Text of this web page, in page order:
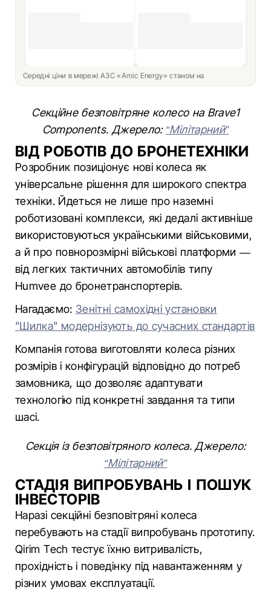
Середні ціни в мережі АЗС «Amic Energy» станом на
Секційне безповітряне колесо на Brave1
Components. Джерело: “Мілітарний”
ВІД РОБОТІВ ДО БРОНЕТЕХНІКИ
Розробник позиціонує нові колеса як
універсальне рішення для широкого спектра
техніки. Йдеться не лише про наземні
роботизовані комплекси, які дедалі активніше
використовуються українськими військовими,
а й про повнорозмірні військові платформи —
від легких тактичних автомобілів типу
Humvee до бронетранспортерів.
Нагадаємо: Зенітні самохідні установки
"Шилка" модернізують до сучасних стандартів
Компанія готова виготовляти колеса різних
розмірів і конфігурацій відповідно до потреб
замовника, що дозволяє адаптувати
технологію під конкретні завдання та типи
шасі.
Секція із безповітряного колеса. Джерело:
“Мілітарний”
СТАДІЯ ВИПРОБУВАНЬ І ПОШУК
ІНВЕСТОРІВ
Наразі секційні безповітряні колеса
перебувають на стадії випробувань прототипу.
Qirim Tech тестує їхню витривалість,
прохідність і поведінку під навантаженням у
різних умовах експлуатації.